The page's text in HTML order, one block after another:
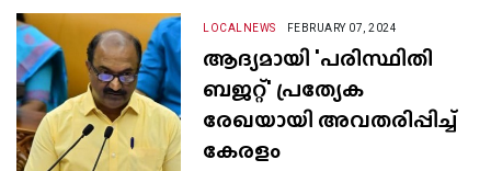
LOCALNEWS FEBRUARY 07, 2024
ആദ്യമായി 'പരിസ്ഥിതി
ബജറ്റ്' പ്രത്യേക
രേഖയായി അവതരിപ്പിച്ച്
കേരളം